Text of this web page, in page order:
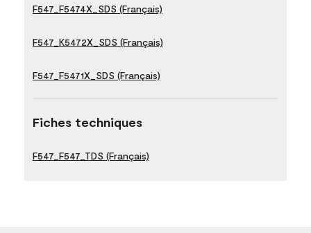
F547_F5474X_SDS (Français)
F547_K5472X_SDS (Français)
F547_F5471X_SDS (Français)
Fiches techniques
F547_F547_TDS (Français)